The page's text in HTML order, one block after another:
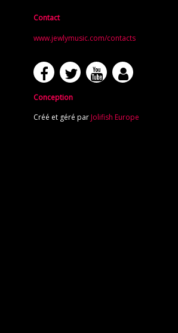
Contact
www.jewlymusic.com/contacts
Conception
Créé et géré par Jolifish Europe